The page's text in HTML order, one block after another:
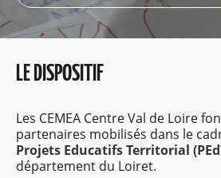
LE DISPOSITIF
Les CEMEA Centre Val de Loire
partenaires mobilisés dans le
Projets Educatifs Territorial
département du Loiret.